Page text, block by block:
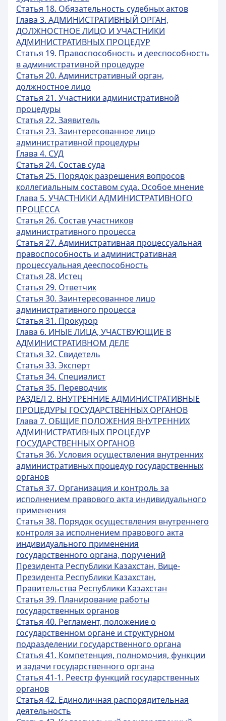
Статья 18. Обязательность судебных актов
Глава 3. АДМИНИСТРАТИВНЫЙ ОРГАН,
ДОЛЖНОСТНОЕ ЛИЦО И УЧАСТНИКИ
АДМИНИСТРАТИВНЫХ ПРОЦЕДУР
Статья 19. Правоспособность и дееспособность
в административной процедуре
Статья 20. Административный орган,
должностное лицо
Статья 21. Участники административной
процедуры
Статья 22. Заявитель
Статья 23. Заинтересованное лицо
административной процедуры
Глава 4. СУД
Статья 24. Состав суда
Статья 25. Порядок разрешения вопросов
коллегиальным составом суда. Особое мнение
Глава 5. УЧАСТНИКИ АДМИНИСТРАТИВНОГО
ПРОЦЕССА
Статья 26. Состав участников
административного процесса
Статья 27. Административная процессуальная
правоспособность и административная
процессуальная дееспособность
Статья 28. Истец
Статья 29. Ответчик
Статья 30. Заинтересованное лицо
административного процесса
Статья 31. Прокурор
Глава 6. ИНЫЕ ЛИЦА, УЧАСТВУЮЩИЕ В
АДМИНИСТРАТИВНОМ ДЕЛЕ
Статья 32. Свидетель
Статья 33. Эксперт
Статья 34. Специалист
Статья 35. Переводчик
РАЗДЕЛ 2. ВНУТРЕННИЕ АДМИНИСТРАТИВНЫЕ
ПРОЦЕДУРЫ ГОСУДАРСТВЕННЫХ ОРГАНОВ
Глава 7. ОБЩИЕ ПОЛОЖЕНИЯ ВНУТРЕННИХ
АДМИНИСТРАТИВНЫХ ПРОЦЕДУР
ГОСУДАРСТВЕННЫХ ОРГАНОВ
Статья 36. Условия осуществления внутренних
административных процедур государственных
органов
Статья 37. Организация и контроль за
исполнением правового акта индивидуального
применения
Статья 38. Порядок осуществления внутреннего
контроля за исполнением правового акта
индивидуального применения
государственного органа, поручений
Президента Республики Казахстан, Вице-
Президента Республики Казахстан,
Правительства Республики Казахстан
Статья 39. Планирование работы
государственных органов
Статья 40. Регламент, положение о
государственном органе и структурном
подразделении государственного органа
Статья 41. Компетенция, полномочия, функции
и задачи государственного органа
Статья 41-1. Реестр функций государственных
органов
Статья 42. Единоличная распорядительная
деятельность